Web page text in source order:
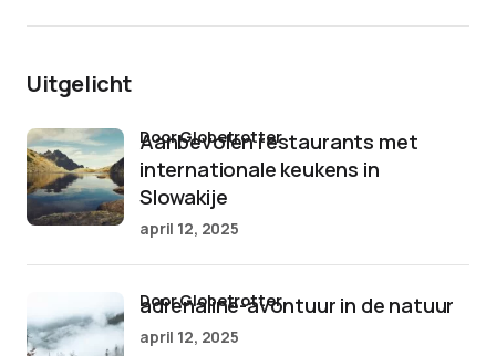
Uitgelicht
Aanbevolen restaurants met
internationale keukens in
Slowakije
door Globetrotter
april 12, 2025
adrenaline-avontuur in de natuur
door Globetrotter
april 12, 2025